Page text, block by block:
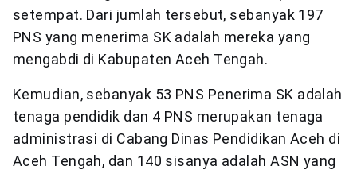
setempat. Dari jumlah tersebut, sebanyak 197
PNS yang menerima SK adalah mereka yang
mengabdi di Kabupaten Aceh Tengah.
Kemudian, sebanyak 53 PNS Penerima SK adalah
tenaga pendidik dan 4 PNS merupakan tenaga
administrasi di Cabang Dinas Pendidikan Aceh di
Aceh Tengah, dan 140 sisanya adalah ASN yang